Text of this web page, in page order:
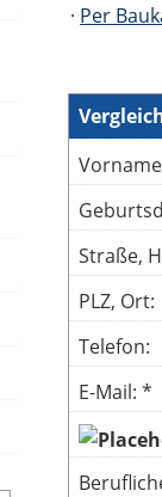
· Per
Straße,
PLZ, Ort:
Telefon:
E-Mail: *